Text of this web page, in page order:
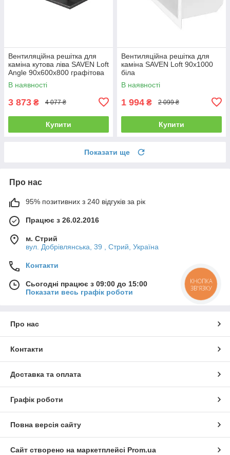
Вентиляційна решітка для
каміна кутова ліва SAVEN Loft
Angle 90х600х800 графітова
В наявності
3 873 ₴ 4 077 ₴
Купити
Вентиляційна решітка для
каміна SAVEN Loft 90х1000
біла
В наявності
1 994 ₴ 2 099 ₴
Купити
Показати ще
Про нас
95% позитивних з 240 відгуків за рік
Працює з 26.02.2016
м. Стрий
вул. Добрівлянська, 39 , Стрий, Україна
Контакти
Сьогодні працює з 09:00 до 15:00
Показати весь графік роботи
Про нас
Контакти
Доставка та оплата
Графік роботи
Повна версія сайту
Сайт створено на маркетплейсі Prom.ua
КНОПКА
ЗВ'ЯЗКУ